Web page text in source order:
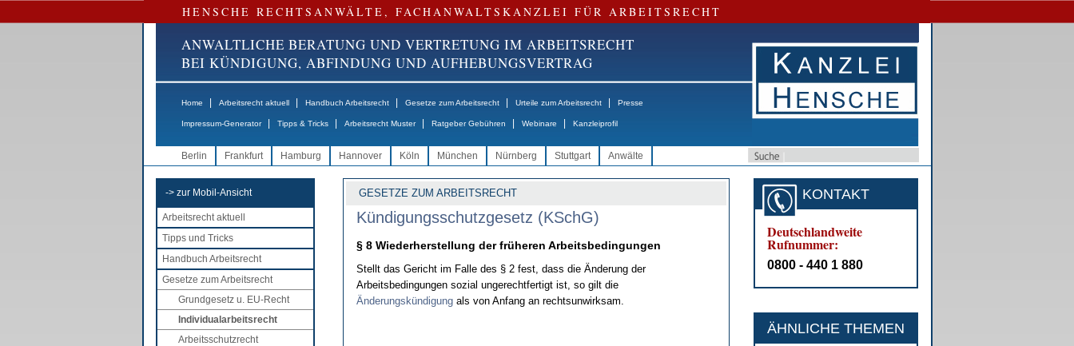
HENSCHE RECHTSANWÄLTE, FACHANWALTSKANZLEI FÜR ARBEITSRECHT
ANWALTLICHE BERATUNG UND VERTRETUNG IM ARBEITSRECHT
BEI KÜNDIGUNG, ABFINDUNG UND AUFHEBUNGSVERTRAG
Home Arbeitsrecht aktuell Handbuch Arbeitsrecht Gesetze zum Arbeitsrecht Urteile zum Arbeitsrecht Presse
Impressum-Generator Tipps & Tricks Arbeitsrecht Muster Ratgeber Gebühren Webinare Kanzleiprofil
Berlin Frankfurt Hamburg Hannover Köln München Nürnberg Stuttgart Anwälte
-> zur Mobil-Ansicht
Arbeitsrecht aktuell
Tipps und Tricks
Handbuch Arbeitsrecht
Gesetze zum Arbeitsrecht
Grundgesetz u. EU-Recht
Individualarbeitsrecht
Arbeitsschutzrecht
GESETZE ZUM ARBEITSRECHT
Kündigungsschutzgesetz (KSchG)
§ 8 Wiederherstellung der früheren Arbeitsbedingungen
Stellt das Gericht im Falle des § 2 fest, dass die Änderung der
Arbeitsbedingungen sozial ungerechtfertigt ist, so gilt die
Änderungskündigungals von Anfang an rechtsunwirksam.
KONTAKT
Deutschlandweite
Rufnummer:
0800 - 440 1 880
ÄHNLICHE THEMEN